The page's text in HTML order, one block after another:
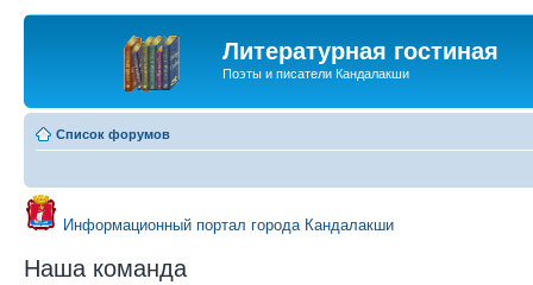
Литературная гостиная
Поэты и писатели Кандалакши
Список форумов
Информационный портал города Кандалакши
Наша команда